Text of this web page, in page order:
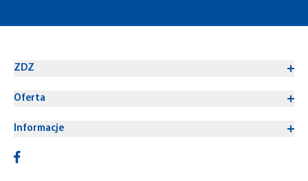
ZDZ
Oferta
Informacje